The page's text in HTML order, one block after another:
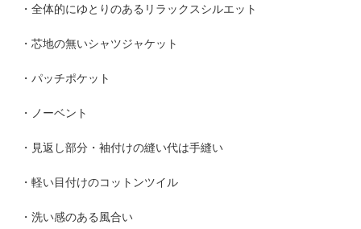
・全体的にゆとりのあるリラックスシルエット
・芯地の無いシャツジャケット
・パッチポケット
・ノーベント
・見返し部分・袖付けの縫い代は手縫い
・軽い目付けのコットンツイル
・洗い感のある風合い